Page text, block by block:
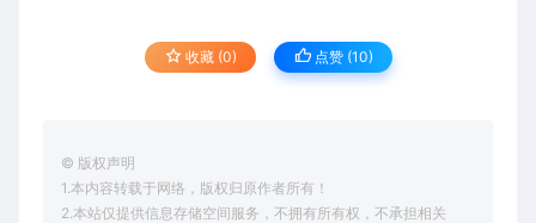
收藏 (0) 点赞 (10)
© 版权声明
1.本内容转载于网络，版权归原作者所有！
2.本站仅提供信息存储空间服务，不拥有所有权，不承担相关